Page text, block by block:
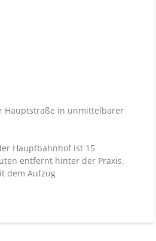
Hauptstraße in unmittelbarer
Hauptbahnhof ist 15
entfernt hinter der Praxis.
dem Aufzug